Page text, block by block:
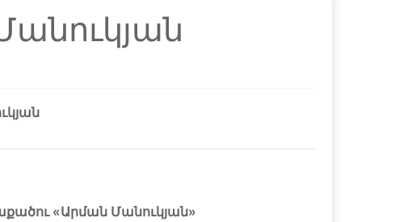
«Արման Մանուկյան»